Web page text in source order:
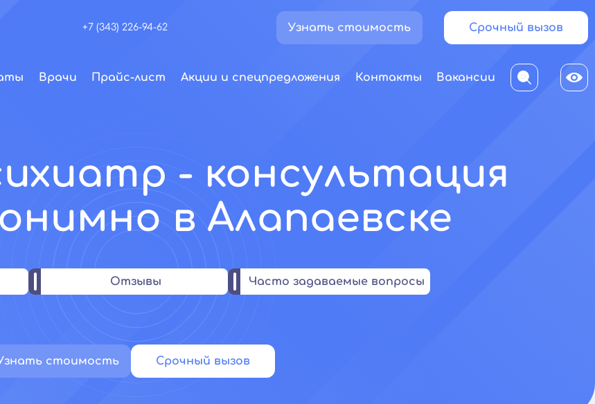
+7 (343) 226-94-62 Узнать стоимость Срочный вызов
Врачи Прайс-лист Акции и спецпредложения Контакты Вакансии
- консультация
в Алапаевске
Отзывы Часто задаваемые вопросы
стоимость Срочный вызов